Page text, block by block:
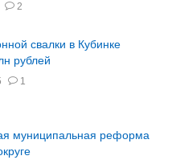
2
свалки в Кубинке
рублей
1
муниципальная реформа